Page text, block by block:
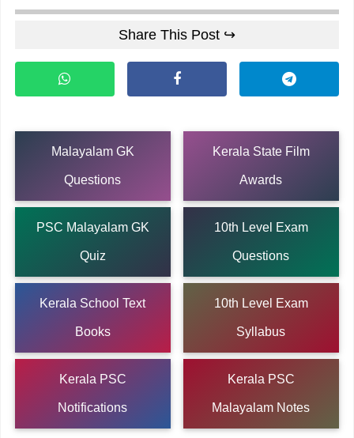
Share This Post ↪
Malayalam GK
Questions
Kerala State Film
Awards
PSC Malayalam GK
Quiz
10th Level Exam
Questions
Kerala School Text
Books
10th Level Exam
Syllabus
Kerala PSC
Notifications
Kerala PSC
Malayalam Notes